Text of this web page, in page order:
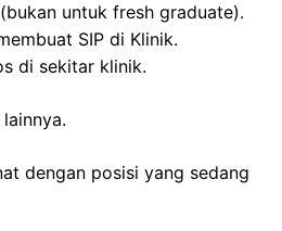
untuk fresh graduate).
SIP di Klinik.
di sekitar klinik.
dengan posisi yang sedang